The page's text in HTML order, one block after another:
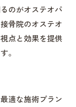
のがオステオパ
骨院のオステオ
点と効果を提供
。
適な施術プラン